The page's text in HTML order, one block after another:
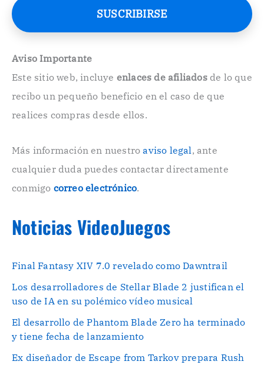
e
o
e
t
ó
n
o
.
SUSCRIBIRSE
Aviso Importante
Este sitio web, incluye enlaces de afiliadosde lo que
recibo un pequeño beneficio en el caso de que
realices compras desde ellos.
Más información en nuestroaviso legal, ante
cualquier duda puedes contactar directamente
conmigo correo electrónico.
Noticias VideoJuegos
Final Fantasy XIV 7.0 revelado como Dawntrail
Los desarrolladores de Stellar Blade 2 justifican el
uso de IA en su polémico vídeo musical
El desarrollo de Phantom Blade Zero ha terminado
y tiene fecha de lanzamiento
Ex diseñador de Escape from Tarkov prepara Rush